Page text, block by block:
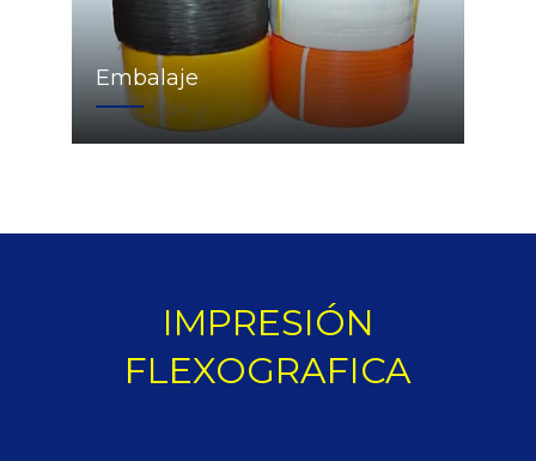
Embalaje
IMPRESIÓN
FLEXOGRAFICA